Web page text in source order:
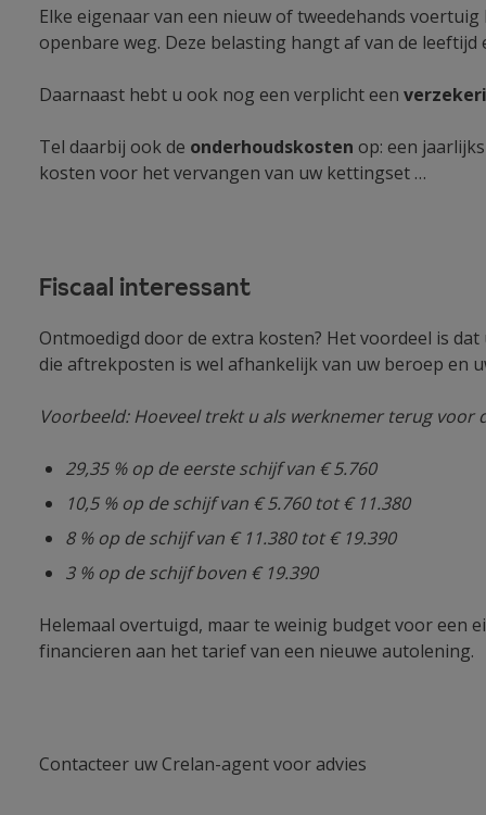
Elke eigenaar van een nieuw of tweedehands
openbare weg. Deze belasting hangt af van de
Daarnaast hebt u ook nog een verplicht een
Tel daarbij ook de onderhoudskosten op: een
kosten voor het vervangen van uw kettingset …
Fiscaal interessant
Ontmoedigd door de extra kosten? Het voordeel is
die aftrekposten is wel afhankelijk van uw beroep en
Voorbeeld: Hoeveel trekt u als werknemer terug voor
29,35 % op de eerste schijf van € 5.760
10,5 % op de schijf van € 5.760 tot € 11.380
8 % op de schijf van € 11.380 tot € 19.390
3 % op de schijf boven € 19.390
Helemaal overtuigd, maar te weinig budget voor een
financieren aan het tarief van een nieuwe autolening.
Contacteer uw Crelan-agent voor advies